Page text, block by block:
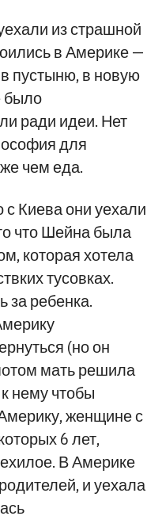
из страшной
в Америке —
пустыню, в новую
было
ради идеи. Нет
для
чем еда.
Киева они уехали
что Шейна была
которая хотела
тусовках.
за ребенка.
(но он
мать решила
нему чтобы
женщине с
6 лет,
В Америке
и уехала